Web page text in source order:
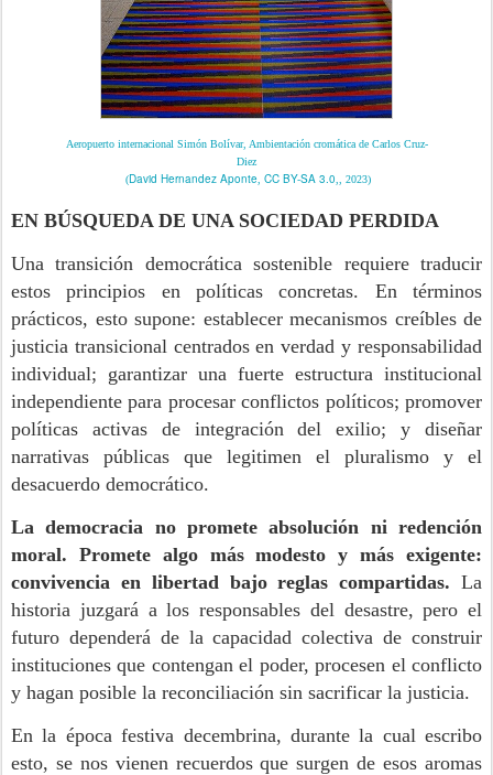
Aeropuerto internacional Simón Bolívar, Ambientación cromática de Carlos Cruz-
Diez
(David Hernandez Aponte CC BY-SA 3.0 ,, 2023)
EN BÚSQUEDA DE UNA SOCIEDAD PERDIDA
Una transición democrática sostenible requiere traducir
estos principios en políticas concretas. En términos
prácticos, esto supone: establecer mecanismos creíbles de
justicia transicional centrados en verdad y responsabilidad
individual; garantizar una fuerte estructura institucional
independiente para procesar conflictos políticos; promover
políticas activas de integración del exilio; y diseñar
narrativas públicas que legitimen el pluralismo y el
desacuerdo democrático.
La democracia no promete absolución ni redención
moral. Promete algo más modesto y más exigente:
convivencia en libertad bajo reglas compartidas. La
historia juzgará a los responsables del desastre, pero el
futuro dependerá de la capacidad colectiva de construir
instituciones que contengan el poder, procesen el conflicto
y hagan posible la reconciliación sin sacrificar la justicia.
En la época festiva decembrina, durante la cual escribo
esto, se nos vienen recuerdos que surgen de esos aromas